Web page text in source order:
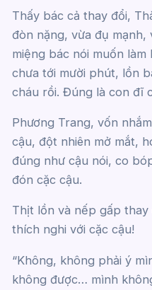
Thấy bác cả thay đổi,
đòn nặng, vừa đụ mạnh,
miệng bác nói muốn
chưa tới mười phút, lồn
cháu rồi. Đúng là con đĩ
Phương Trang, vốn
cậu, đột nhiên mở mắt,
đúng như cậu nói, co
đón cặc cậu.
Thịt lồn và nếp gấp
thích nghi với cặc cậu!
“Không, không phải ý
không được… mình